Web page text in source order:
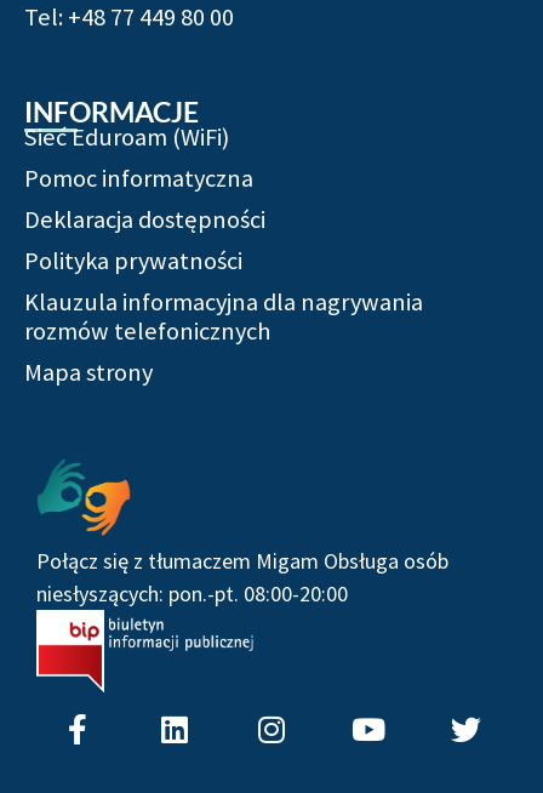
Tel: +48 77 449 80 00
INFORMACJE
Sieć Eduroam (WiFi)
Pomoc informatyczna
Deklaracja dostępności
Polityka prywatności
Klauzula informacyjna dla nagrywania
rozmów telefonicznych
Mapa strony
Połącz się z tłumaczem Migam Obsługa osób
niesłyszących: pon.-pt. 08:00-20:00
F
a
L
i
I
n o w